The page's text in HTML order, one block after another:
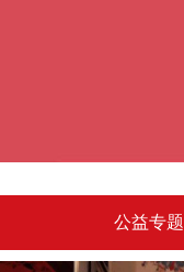
公益专题